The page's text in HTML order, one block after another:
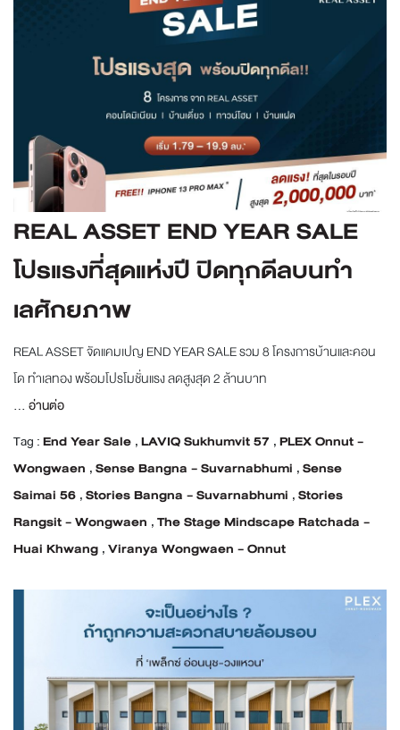
REAL ASSET END YEAR SALE
โปรแรงที่สุดแห่งปี ปิดทุกดีลบนทำ
เลศักยภาพ
REAL ASSET จัดแคมเปญ END YEAR SALE รวม 8 โครงการบ้านและคอน
โด ทำเลทอง พร้อมโปรโมชั่นแรง ลดสูงสุด 2 ล้านบาท
... อ่านต่อ
Tag :End Year Sale ,LAVIQ Sukhumvit 57 ,PLEX Onnut -
Wongwaen ,Sense Bangna - Suvarnabhumi ,Sense
Saimai 56 ,Stories Bangna - Suvarnabhumi ,Stories
Rangsit - Wongwaen ,The Stage Mindscape Ratchada -
Huai Khwang ,Viranya Wongwaen - Onnut